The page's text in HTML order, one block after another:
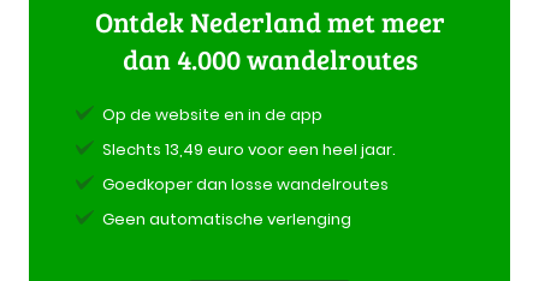
Ontdek Nederland met meer
dan 4.000 wandelroutes
Op de website en in de app
Slechts 13,49 euro voor een heel jaar.
Goedkoper dan losse wandelroutes
Geen automatische verlenging